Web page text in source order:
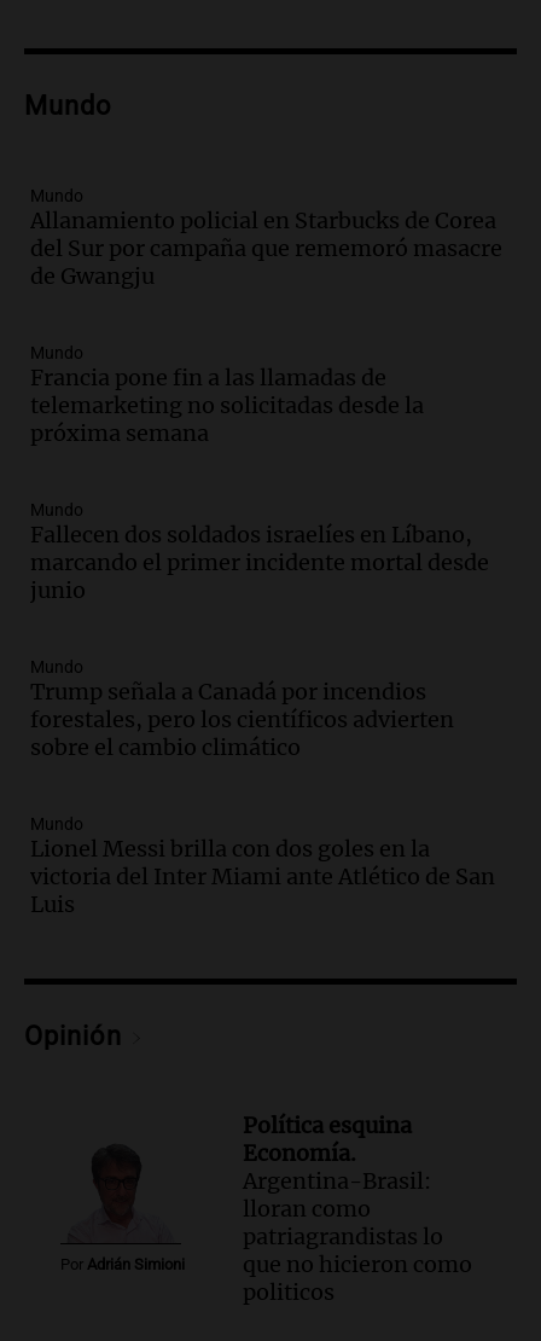
Audio.Lanzamiento del Tigo 7 CSH: el
al mercado argentino
Audio.
Mundial de Natación de Invierno con
récords y atletas de 20 países
Amamos Argentina
Audio.
accidente fatal en San Luis dejó tres
jóvenes muertos y un herido grave
Panorama Federal
marcha atrás en la Ley de Tierras:
“Frenamos un saqueo de recursos”
Amamos Argentina
Episodios
Federal Sancor Seguros y adelantó su
nuevo tema a Cadena 3 Rosario.
Viva la Radio Rosario
Episodios
nieve se extiende a 22 días
Panorama Federal
Episodios
enriquecer su formación educativa
Episodios
la educación y parques
Panorama Federal
Episodios
El papamóvil de Juan Pablo II
revive con la visita de León XIV y una
historia nacida en Córdoba
Mundo
Mundo
Allanamiento policial en Starbucks de Corea
del Sur por campaña que rememoró masacre
de Gwangju
Mundo
Francia pone fin a las llamadas de
telemarketing no solicitadas desde la
próxima semana
Mundo
Fallecen dos soldados israelíes en Líbano,
marcando el primer incidente mortal desde
junio
Mundo
Trump señala a Canadá por incendios
forestales, pero los científicos advierten
sobre el cambio climático
Mundo
Lionel Messi brilla con dos goles en la
victoria del Inter Miami ante Atlético de San
Luis
Opinión
Por Adrián Simioni
Política esquina
Economía.
Argentina-Brasil:
lloran como
patriagrandistas lo
que no hicieron como
politicos